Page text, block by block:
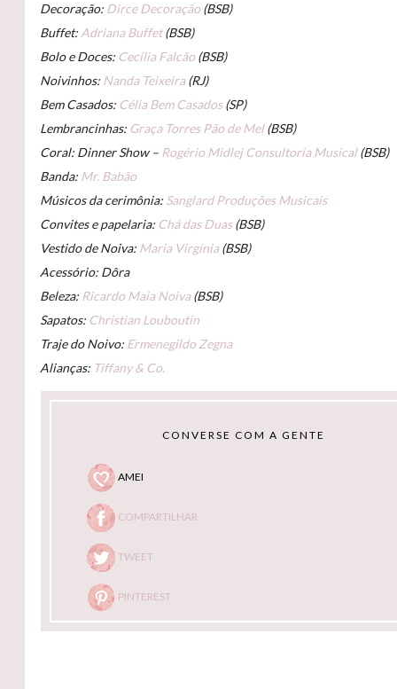
Decoração: Dirce Decoração (BSB)
Buffet: Adriana Buffet(BSB)
Bolo e Doces: Cecília Falcão (BSB)
Noivinhos: Nanda Teixeira(RJ)
Bem Casados: Célia Bem Casados(SP)
Lembrancinhas: Graça Torres Pão de Mel(BSB)
Coral: Dinner Show – Rogério Midlej Consultoria Musical(BSB)
Banda: Mr. Babão
Músicos da cerimônia: Sanglard Produções Musicais
Convites e papelaria: Chá das Duas(BSB)
Vestido de Noiva: Maria Virgínia(BSB)
Acessório: Dôra
Beleza: Ricardo Maia Noiva(BSB)
Sapatos: Christian Louboutin
Traje do Noivo: Ermenegildo Zegna
Alianças: Tiffany & Co.
CONVERSE COM A GENTE
AMEI
COMPARTILHAR
TWEET
PINTEREST